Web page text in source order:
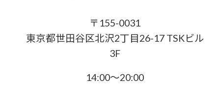
〒155-0031
東京都世田谷区北沢2丁目26-17 TSKビル
3F
14:00〜20:00